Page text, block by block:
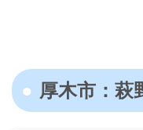
厚木市：萩